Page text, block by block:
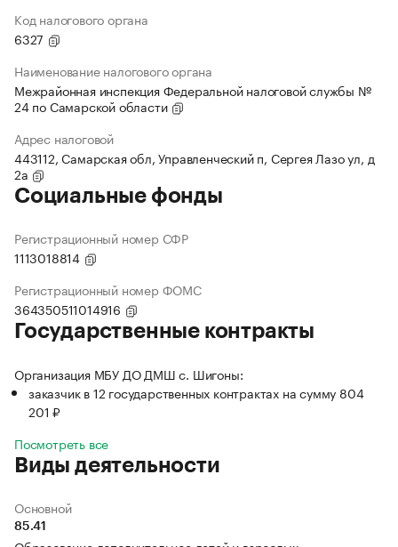
Код налогового органа
6327
Наименование налогового органа
Межрайонная инспекция Федеральной налоговой службы №
24 по Самарской области
Адрес налоговой
443112, Самарская обл, Управленческий п, Сергея Лазо ул, д
2а
Социальные фонды
Регистрационный номер СФР
1113018814
Регистрационный номер ФОМС
364350511014916
Государственные контракты
Организация МБУ ДО ДМШ с. Шигоны:
заказчик в 12 государственных контрактах на сумму 804
201 ₽
Посмотреть все
Виды деятельности
Основной
85.41